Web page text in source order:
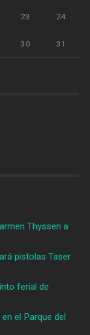
23 24
30 31
Thyssen a
pistolas Taser
ferial de
el Parque del